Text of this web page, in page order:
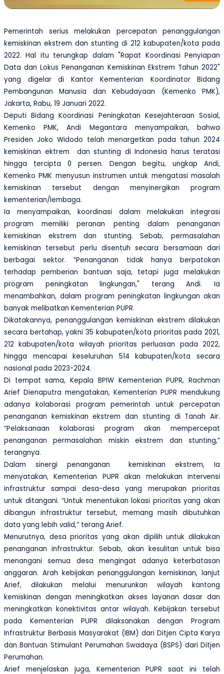
Pemerintah serius melakukan percepatan penanggulangan
kemiskinan ekstrem dan stunting di 212 kabupaten/kota pada
2022. Hal itu terungkap dalam "Rapat Koordinasi Penyiapan
Data dan Lokus Penanganan Kemiskinan Ekstrem Tahun 2022"
yang digelar di Kantor Kementerian Koordinator Bidang
Pembangunan Manusia dan Kebudayaan (Kemenko PMK),
Jakarta, Rabu, 19 Januari 2022.
Deputi Bidang Koordinasi Peningkatan Kesejahteraan Sosial,
Kemenko PMK, Andi Megantara menyampaikan, bahwa
Presiden Joko Widodo telah menargetkan pada tahun 2024
kemiskinan ektrem dan stunting di Indonesia harus teratasi
hingga tercipta 0 persen. Dengan begitu, ungkap Andi,
Kemenko PMK menyusun instrumen untuk mengatasi masalah
kemiskinan tersebut dengan menyinergikan program
kementerian/lembaga.
Ia menyampaikan, koordinasi dalam melakukan integrasi
program memiliki peranan penting dalam penanganan
kemiskinan ekstrem dan stunting. Sebab, permasalahan
kemiskinan tersebut perlu disentuh secara bersamaan dari
berbagai sektor. “Penanganan tidak hanya berpatokan
terhadap pemberian bantuan saja, tetapi juga melakukan
program peningkatan lingkungan," terang Andi. Ia
menambahkan, dalam program peningkatan lingkungan akan
banyak melibatkan Kementerian PUPR.
Dikatakannya, penanggulangan kemiskinan ekstrem dilakukan
secara bertahap, yakni 35 kabupaten/kota prioritas pada 2021,
212 kabupaten/kota wilayah prioritas perluasan pada 2022,
hingga mencapai keseluruhan 514 kabupaten/kota secara
nasional pada 2023-2024.
Di tempat sama, Kepala BPIW Kementerian PUPR, Rachman
Arief Dienaputra mengatakan, Kementerian PUPR mendukung
adanya kolaborasi program pemerintah untuk percepatan
penanganan kemiskinan ekstrem dan stunting di Tanah Air.
“Pelaksanaan kolaborasi program akan mempercepat
penanganan permasalahan miskin ekstrem dan stunting,”
terangnya.
Dalam sinergi penanganan kemiskinan ekstrem, Ia
menyatakan, Kementerian PUPR akan melakukan intervensi
infrastruktur sampai desa-desa yang merupakan prioritas
untuk ditangani. “Untuk menentukan lokasi prioritas yang akan
dibangun infrastruktur tersebut, memang masih dibutuhkan
data yang lebih valid,” terang Arief.
Menurutnya, desa prioritas yang akan dipilih untuk dilakukan
penanganan infrastruktur. Sebab, akan kesulitan untuk bisa
menangani semua desa mengingat adanya keterbatasan
anggaran. Arah kebijakan penanggulangan kemiskinan, lanjut
Arief, dilakukan melalui menurunkan wilayah kantong
kemiskinan dengan meningkatkan akses layanan dasar dan
meningkatkan konektivitas antar wilayah. Kebijakan tersebut
pada Kementerian PUPR dilaksanakan dengan Program
Infrastruktur Berbasis Masyarakat (IBM) dari Ditjen Cipta Karya
dan Bantuan Stimulant Perumahan Swadaya (BSPS) dari Ditjen
Perumahan.
Arief menjelaskan juga, Kementerian PUPR saat ini telah